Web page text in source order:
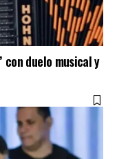
con duelo musical y